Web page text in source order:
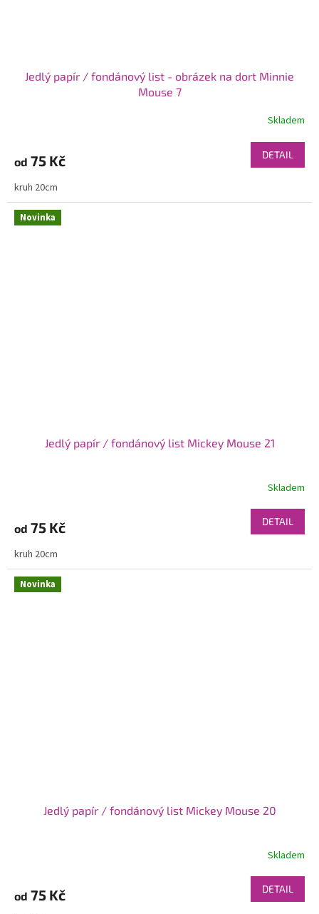
Jedlý papír / fondánový list - obrázek na dort Minnie
Mouse 7
Skladem
od 75 Kč DETAIL
kruh 20cm
Novinka
Jedlý papír / fondánový list Mickey Mouse 21
Skladem
od 75 Kč DETAIL
kruh 20cm
Novinka
Jedlý papír / fondánový list Mickey Mouse 20
Skladem
od 75 Kč DETAIL